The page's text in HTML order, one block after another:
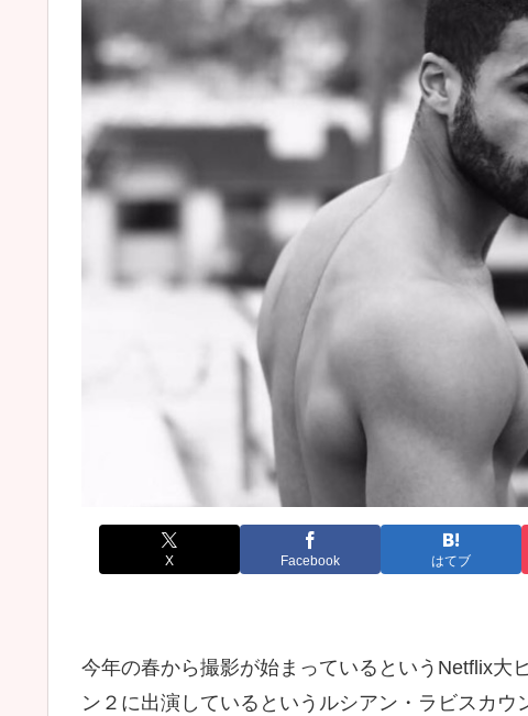
X Facebook はてブ
今年の春から撮影が始まっているというNetflix大
ン２に出演しているというルシアン・ラビスカ